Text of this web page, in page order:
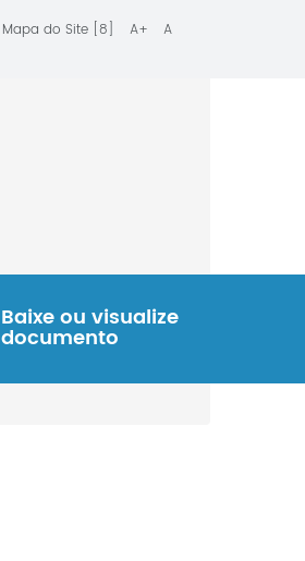
Mapa do Site [8] A+
A
Baixe ou visualize
documento